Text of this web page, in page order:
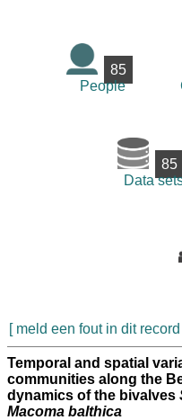
85
People
85
Data
[ meld een fout in dit record
Temporal and spatial
communities along the
dynamics of the bivalves
Macoma balthica